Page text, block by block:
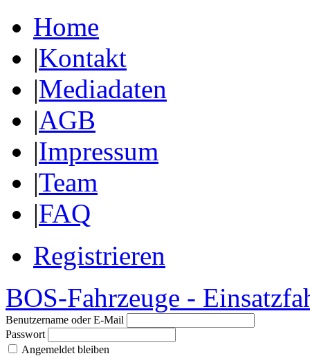
Home
|Kontakt
|Mediadaten
|AGB
|Impressum
|Team
|FAQ
Registrieren
BOS-Fahrzeuge -
Benutzername oder E-Mail
Passwort
Angemeldet bleiben